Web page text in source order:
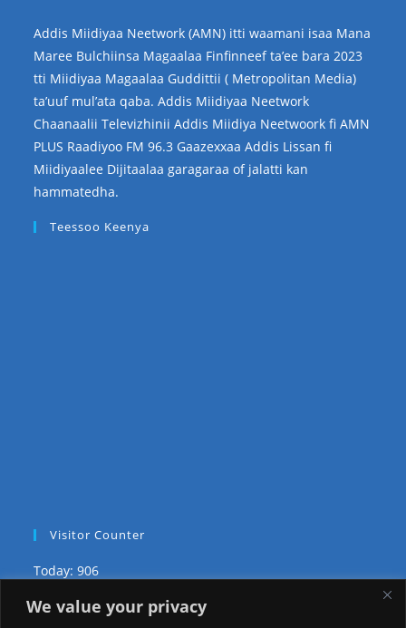
We value your privacy
Addis Miidiyaa Neetwork (AMN) itti waamani isaa Mana
Maree Bulchiinsa Magaalaa Finfinneef ta’ee bara 2023
tti Miidiyaa Magaalaa Guddittii ( Metropolitan Media)
ta’uuf mul’ata qaba. Addis Miidiyaa Neetwork
Chaanaalii Televizhinii Addis Miidiya Neetwoork fi AMN
PLUS Raadiyoo FM 96.3 Gaazexxaa Addis Lissan fi
Miidiyaalee Dijitaalaa garagaraa of jalatti kan
hammatedha.
Teessoo Keenya
Visitor Counter
Today: 906
Yesterday: 2650